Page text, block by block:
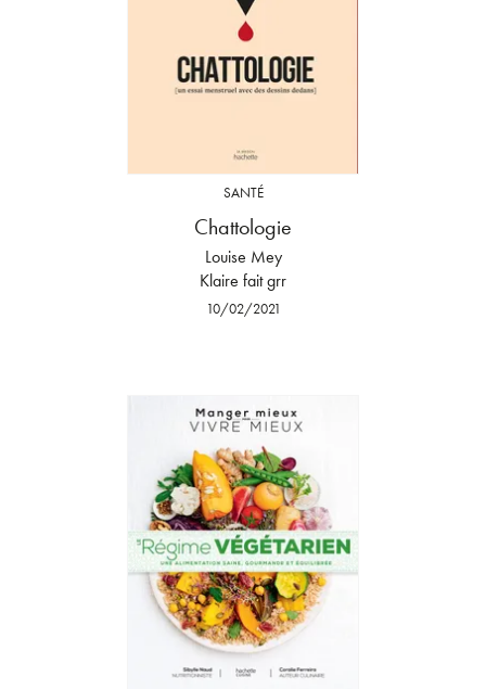
SANTÉ
Chattologie
Louise Mey
Klaire fait grr
10/02/2021